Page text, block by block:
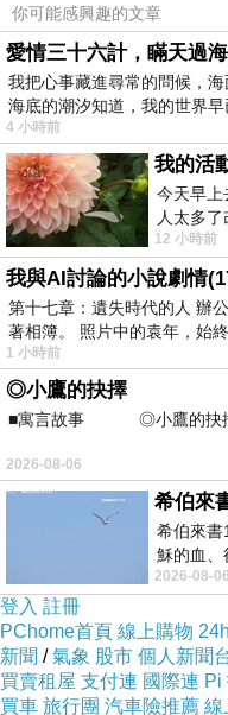
有需要的網友們可
的優惠折扣喔！
=>點此取得優惠
你可能感興趣的文章
愛情三十六計，瞞天過海
我把心事藏進尋常的問候，
海底的潮汐知道，我的世界早
4 小時前
我的活
今天早上
人太多
去西螺農
12 小時前
我與AI討論的小說劇情
第十七章：遺失時代的人 辦
著相簿。 照片中的袁年，始
1 小時前
◎小鷹的抉擇
■寓言故事 ◎小鷹的抉
⊕潘文
仞的懸崖上，有一座遮天蔽
2026-08-06
希伯來
希伯來
穌的血、
我們開了
2026-08-06
登入 註冊
PChome首頁 線上購物
新聞 /氣象 股市 個人新聞
買賣租屋 支付連 國際連 Pi
買車 旅行團 汽車險推薦 線